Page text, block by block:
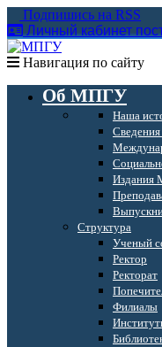
Подпишись на RSS
Личный кабинет
Навигация по сайту
Об МПГУ
Наша
Сведения
Структура
Ученый
Ректор
Ректорат
Филиалы